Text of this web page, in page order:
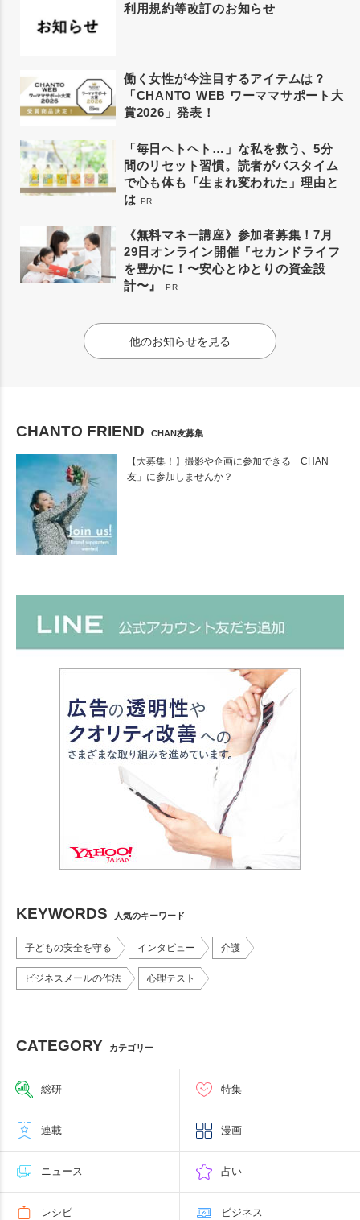
利用規約等改訂のお知らせ
働く女性が今注目するアイテムは？
「CHANTO WEB ワーママサポート大
賞2026」発表！
「毎日ヘトヘト…」な私を救う、5分
間のリセット習慣。読者がバスタイム
で心も体も「生まれ変われた」理由と
は PR
《無料マネー講座》参加者募集！7月
29日オンライン開催『セカンドライフ
を豊かに！〜安心とゆとりの資金設
計〜』
PR
他のお知らせを見る
CHANTO FRIEND CHAN友募集
【大募集！】撮影や企画に参加できる「CHAN
友」に参加しませんか？
KEYWORDS 人気のキーワード
子どもの安全を守る インタビュー 介護
ビジネスメールの作法 心理テスト
CATEGORY カテゴリー
総研 特集
連載 漫画
ニュース 占い
レシピ ビジネス